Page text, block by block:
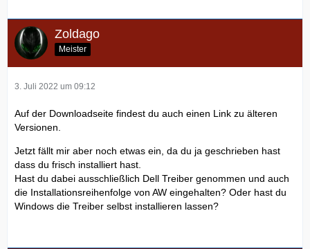
Zoldago
Meister
3. Juli 2022 um 09:12
Auf der Downloadseite findest du auch einen Link zu älteren
Versionen.
Jetzt fällt mir aber noch etwas ein, da du ja geschrieben hast
dass du frisch installiert hast.
Hast du dabei ausschließlich Dell Treiber genommen und auch
die Installationsreihenfolge von AW eingehalten? Oder hast du
Windows die Treiber selbst installieren lassen?